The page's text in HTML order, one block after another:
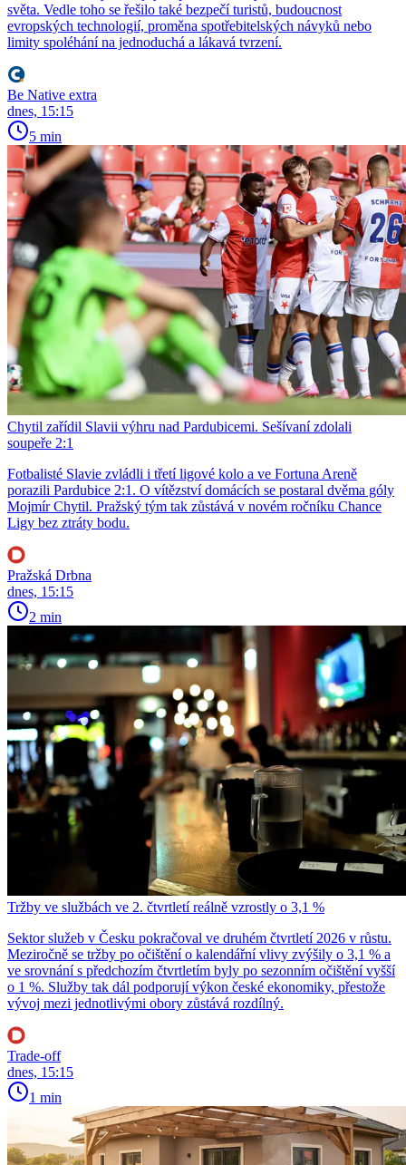
světa. Vedle toho se řešilo také bezpečí turistů, budoucnost
evropských technologií, proměna spotřebitelských návyků nebo
limity spoléhání na jednoduchá a lákavá tvrzení.
Be Native extra
dnes, 15:15
5 min
Chytil zařídil Slavii výhru nad Pardubicemi. Sešívaní zdolali
soupeře 2:1
Fotbalisté Slavie zvládli i třetí ligové kolo a ve Fortuna Areně
porazili Pardubice 2:1. O vítězství domácích se postaral dvěma góly
Mojmír Chytil. Pražský tým tak zůstává v novém ročníku Chance
Ligy bez ztráty bodu.
Pražská Drbna
dnes, 15:15
2 min
Tržby ve službách ve 2. čtvrtletí reálně vzrostly o 3,1 %
Sektor služeb v Česku pokračoval ve druhém čtvrtletí 2026 v růstu.
Meziročně se tržby po očištění o kalendářní vlivy zvýšily o 3,1 % a
ve srovnání s předchozím čtvrtletím byly po sezonním očištění vyšší
o 1 %. Služby tak dál podporují výkon české ekonomiky, přestože
vývoj mezi jednotlivými obory zůstává rozdílný.
Trade-off
dnes, 15:15
1 min